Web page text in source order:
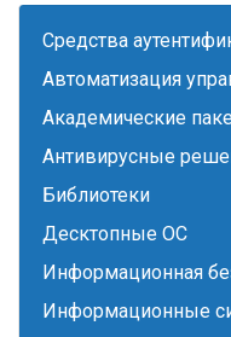
Cредства
Автоматизация
Академические
Антивирусные
Библиотеки
Десктопные ОС
Информационная
Информационные